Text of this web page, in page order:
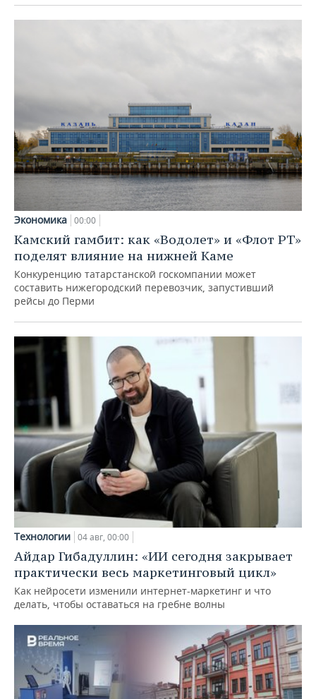
Экономика 00:00
Камский гамбит: как «Водолет» и «Флот РТ»
поделят влияние на нижней Каме
Конкуренцию татарстанской госкомпании может
составить нижегородский перевозчик, запустивший
рейсы до Перми
Технологии 04 авг, 00:00
Айдар Гибадуллин: «ИИ сегодня закрывает
практически весь маркетинговый цикл»
Как нейросети изменили интернет-маркетинг и что
делать, чтобы оставаться на гребне волны